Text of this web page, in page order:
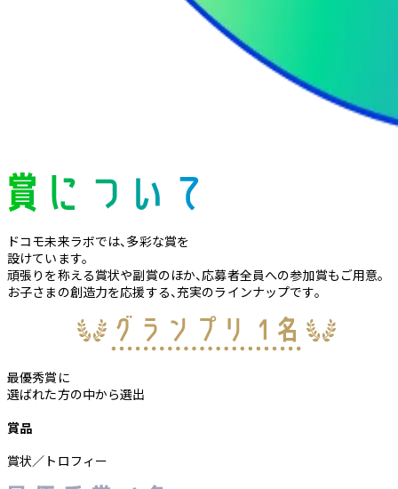
ドコモ未来ラボでは、多彩な賞を
設けています。
頑張りを称える賞状や副賞のほか、応募者全員への参加賞もご用意。
お子さまの創造力を応援する、充実のラインナップです。
最優秀賞に
選ばれた方の中から選出
賞品
賞状／トロフィー